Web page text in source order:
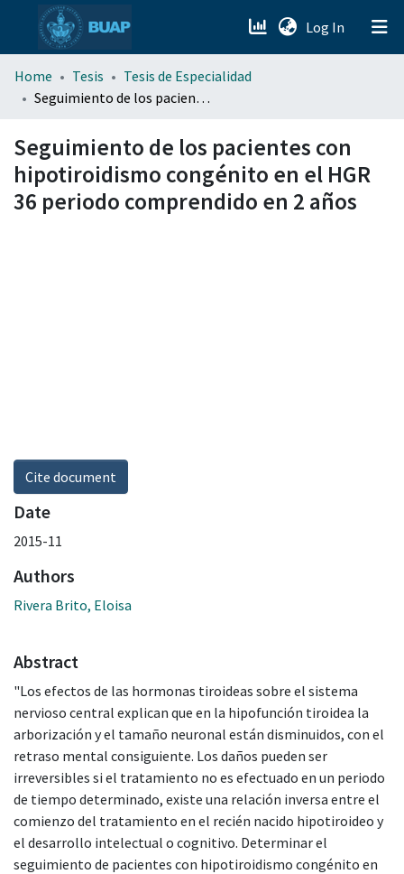
Log In (current)
menu.section.about_menu
Home Tesis
Tesis de Especialidad
Seguimiento de los pacientes con hipotiroidismo congénito en el HGR 36 periodo comprendido en 2 años
Seguimiento de los pacientes con
hipotiroidismo congénito en el HGR
36 periodo comprendido en 2 años
Cite document
Date
2015-11
Authors
Rivera Brito, Eloisa
Abstract
"Los efectos de las hormonas tiroideas sobre el sistema
nervioso central explican que en la hipofunción tiroidea la
arborización y el tamaño neuronal están disminuidos, con el
retraso mental consiguiente. Los daños pueden ser
irreversibles si el tratamiento no es efectuado en un periodo
de tiempo determinado, existe una relación inversa entre el
comienzo del tratamiento en el recién nacido hipotiroideo y
el desarrollo intelectual o cognitivo. Determinar el
seguimiento de pacientes con hipotiroidismo congénito en